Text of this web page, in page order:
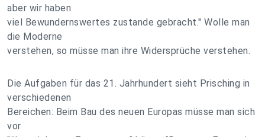
aber wir haben
viel Bewundernswertes zustande gebracht." Wolle man
die Moderne
verstehen, so müsse man ihre Widersprüche verstehen.
Die Aufgaben für das 21. Jahrhundert sieht Prisching in
verschiedenen
Bereichen: Beim Bau des neuen Europas müsse man sich
vor